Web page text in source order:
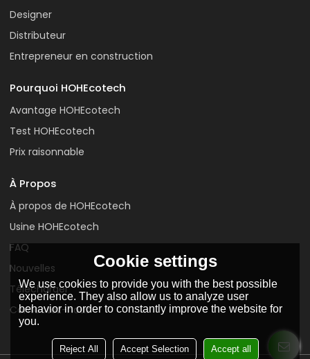
Designer
Distributeur
Entrepreneur en construction
Pourquoi HOHEcotech
Avantage HOHEcotech
Test HOHEcotech
Prix raisonnable
À Propos
À propos de HOHEcotech
Usine HOHEcotech
FAQ
Nouvelles
Télécharger
Contactez-nous
Cookie settings
We use cookies to provide you with the best possible
experience. They also allow us to analyze user
behavior in order to constantly improve the website for
you.
Reject All Accept Selection Accept all